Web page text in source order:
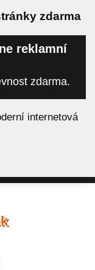
zdarma
reklamní
zdarma.
internetová